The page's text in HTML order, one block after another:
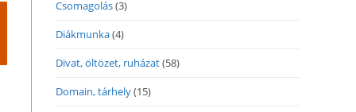
Csomagolás(3)
Diákmunka(4)
Divat, öltözet, ruházat(58)
Domain, tárhely(15)